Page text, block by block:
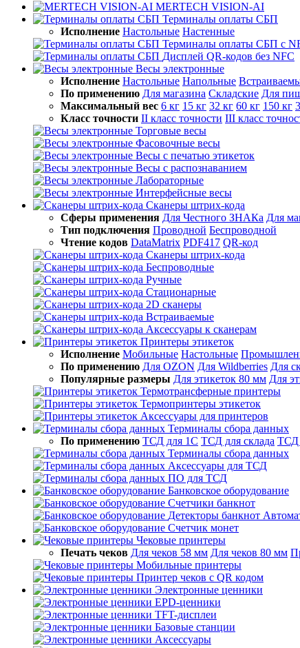
MERTECH VISION-AI
Терминалы оплаты СБП
Исполнение Настольные Настенные
Терминалы оплаты СБП с
Дисплей QR-кодов без NFC
Весы электронные
Исполнение Настольные Напольные
По применению Для магазина Складские Для
Максимальный вес 6 кг 15 кг 32 кг 60 кг 150 кг
Класс точности II класс точности III класс
Торговые весы
Фасовочные весы
Весы с печатью этикеток
Весы с распознаванием
Лабораторные
Интерфейсные весы
Сканеры штрих-кода
Сферы применения Для Честного ЗНАКа Для
Тип подключения Проводной Беспроводной
Чтение кодов DataMatrix PDF417 QR-код
Сканеры штрих-кода
Беспроводные
Ручные
Стационарные
2D сканеры
Встраиваемые
Аксессуары к сканерам
Принтеры этикеток
Исполнение Мобильные Настольные
По применению Для OZON Для Wildberries Для
Популярные размеры Для этикеток 80 мм Для
Термотрансферные принтеры
Термопринтеры этикеток
Аксессуары для принтеров
Терминалы сбора данных
По применению ТСД для 1С ТСД для склада ТСД
Терминалы сбора данных
Аксессуары для ТСД
ПО для ТСД
Банковское оборудование
Счетчики банкнот
Детекторы банкнот
Счетчик монет
Чековые принтеры
Печать чеков Для чеков 58 мм Для чеков 80 мм
Мобильные принтеры
Принтер чеков с QR кодом
Электронные ценники
EPD-ценники
TFT-дисплеи
Базовые станции
Аксессуары